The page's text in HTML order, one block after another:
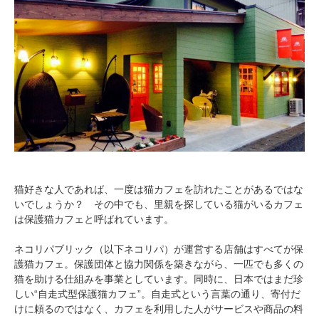
猫好きな人であれば、一度は猫カフェを訪れたことがあるではな
いでしょうか？ その中でも、里親を探している猫がいるカフェ
は保護猫カフェと呼ばれています。
ネコリパブリック（以下ネコリパ）が運営する店舗はすべてが保
護猫カフェ。保護団体と協力関係を築きながら、一匹でも多くの
猫を助ける仕組みを事業としています。同時に、日本ではまだ珍
しい“自走式型保護猫カフェ”。自走式という言葉の通り、寄付だ
けに頼るのではなく、カフェを利用した人がサービスや商品の料